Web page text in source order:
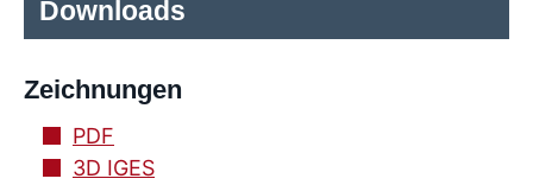
Downloads
Zeichnungen
PDF
3D IGES